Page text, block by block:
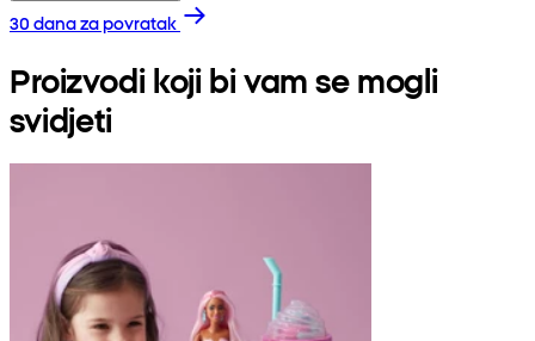
30 dana za povratak
Proizvodi koji bi vam se mogli
svidjeti